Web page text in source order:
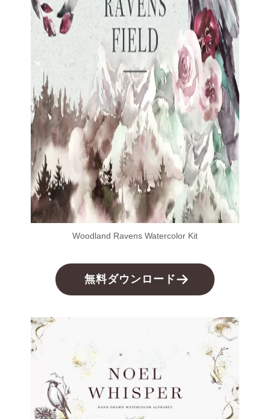
Woodland Ravens Watercolor Kit
無料ダウンロード